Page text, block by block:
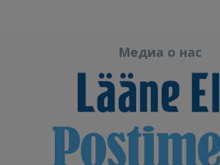
Медиа о нас